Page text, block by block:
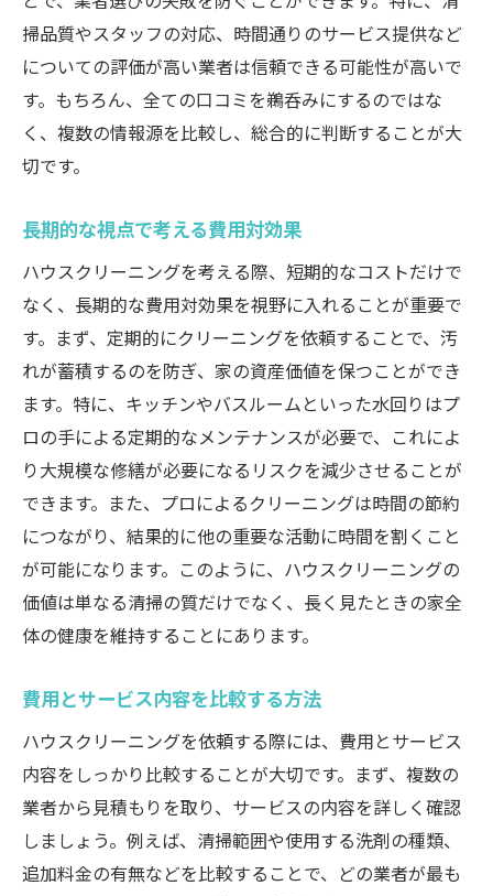
掃品質やスタッフの対応、時間通りのサービス提供など
についての評価が高い業者は信頼できる可能性が高いで
す。もちろん、全ての口コミを鵜呑みにするのではな
く、複数の情報源を比較し、総合的に判断することが大
切です。
長期的な視点で考える費用対効果
ハウスクリーニングを考える際、短期的なコストだけで
なく、長期的な費用対効果を視野に入れることが重要で
す。まず、定期的にクリーニングを依頼することで、汚
れが蓄積するのを防ぎ、家の資産価値を保つことができ
ます。特に、キッチンやバスルームといった水回りはプ
ロの手による定期的なメンテナンスが必要で、これによ
り大規模な修繕が必要になるリスクを減少させることが
できます。また、プロによるクリーニングは時間の節約
につながり、結果的に他の重要な活動に時間を割くこと
が可能になります。このように、ハウスクリーニングの
価値は単なる清掃の質だけでなく、長く見たときの家全
体の健康を維持することにあります。
費用とサービス内容を比較する方法
ハウスクリーニングを依頼する際には、費用とサービス
内容をしっかり比較することが大切です。まず、複数の
業者から見積もりを取り、サービスの内容を詳しく確認
しましょう。例えば、清掃範囲や使用する洗剤の種類、
追加料金の有無などを比較することで、どの業者が最も